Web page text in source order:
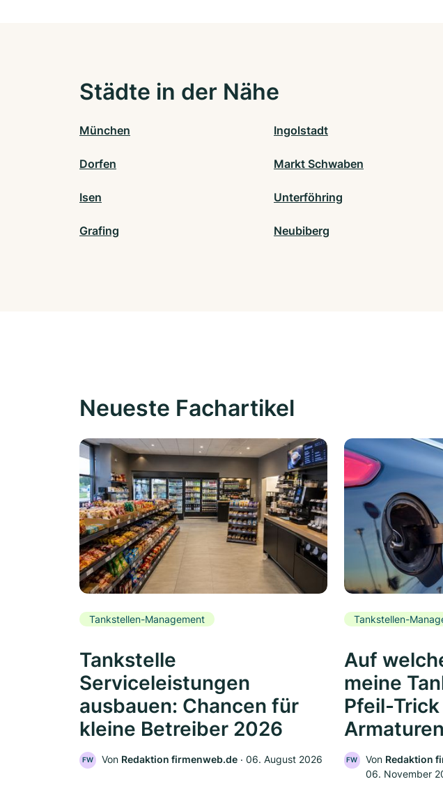
Städte in der Nähe
München Ingolstadt
Dorfen Markt Schwaben
Isen Unterföhring
Grafing Neubiberg
Neueste Fachartikel
Tankstellen-Management
Tankstelle
Serviceleistungen
ausbauen: Chancen für
kleine Betreiber 2026
FW Von Redaktion firmenweb.de ‧ 06. August 2026
Tankstellen-
Auf
meine
Pfeil-Trick
FW Von Redaktion
06. November